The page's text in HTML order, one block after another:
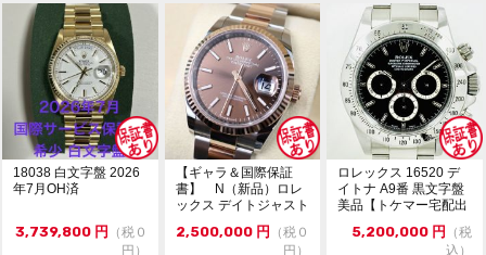
保証期間 なし
状態
・ランダム番シリアル
・日差約+5秒（タイムグラファー計測・平置き・使用
環境や計測環境によって数値が変動致します。参考程度
にお考えください。）
小キズや細かな当てキズが多少ありますが、目立つ大き
なキズ等はありません。
ガラスにキズやカケはありません。
インダイヤルにルーペで確認できる程度の薄いキズあ
18038 白文字盤 2026
年7月OH済
3,739,800 円
（税０
円）
【ギャラ＆国際保証
書】 N（新品）ロレ
ックス デイトジャスト
126231 36m...
2,500,000 円
（税０
円）
ロレックス 16520 デ
イトナ A9番 黒文字盤
美品【トケマー宅配出
5,200,000 円
（税
込）